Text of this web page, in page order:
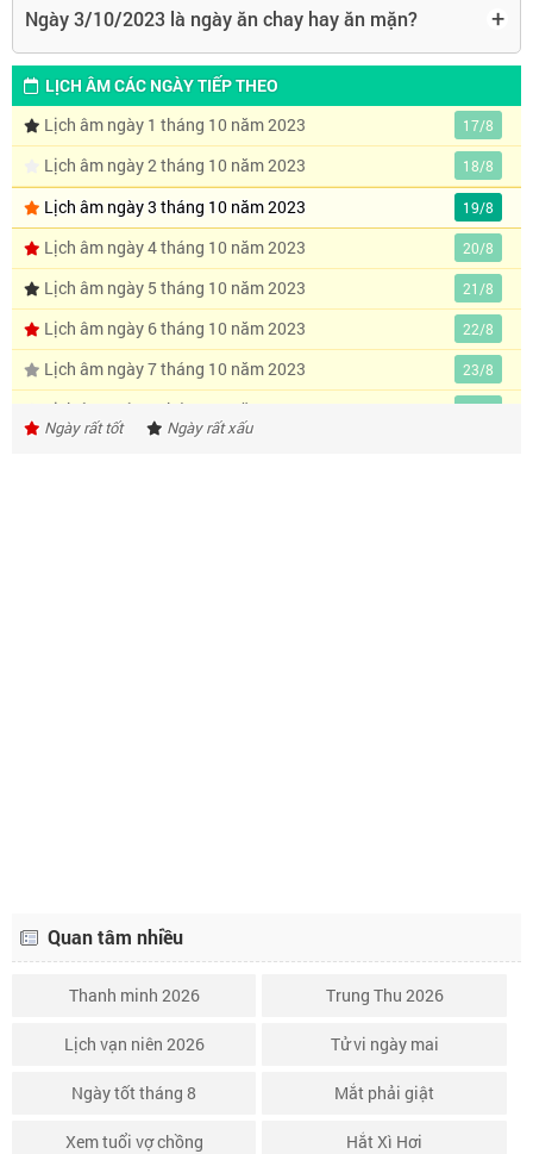
Ngày 3/10/2023 là ngày ăn chay hay ăn mặn? +
LỊCH ÂM CÁC NGÀY TIẾP THEO
Lịch âm ngày 1 tháng 10 năm 2023
17/8
Lịch âm ngày 2 tháng 10 năm 2023 18/8
Lịch âm ngày 3 tháng 10 năm 2023 19/8
Lịch âm ngày 4 tháng 10 năm 2023 20/8
Lịch âm ngày 5 tháng 10 năm 2023 21/8
Lịch âm ngày 6 tháng 10 năm 2023 22/8
Lịch âm ngày 7 tháng 10 năm 2023 23/8
Lịch âm ngày 8 tháng 10 năm 2023 24/8
Ngày rất tốt Ngày rất xấu
Quan tâm nhiều
Thanh minh 2026 Trung Thu 2026
Lịch vạn niên 2026 Tử vi ngày mai
Ngày tốt tháng 8 Mắt phải giật
Xem tuổi vợ chồng Hắt Xì Hơi